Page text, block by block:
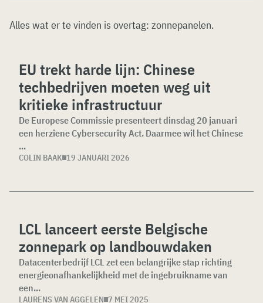
Alles wat er te vinden is overtag: zonnepanelen.
EU trekt harde lijn: Chinese
techbedrijven moeten weg uit
kritieke infrastructuur
De Europese Commissie presenteert dinsdag 20 januari
een herziene Cybersecurity Act. Daarmee wil het Chinese
...
COLIN BAAK 19 JANUARI 2026
LCL lanceert eerste Belgische
zonnepark op landbouwdaken
Datacenterbedrijf LCL zet een belangrijke stap richting
energieonafhankelijkheid met de ingebruikname van
een...
LAURENS VAN AGGELEN 7 MEI 2025